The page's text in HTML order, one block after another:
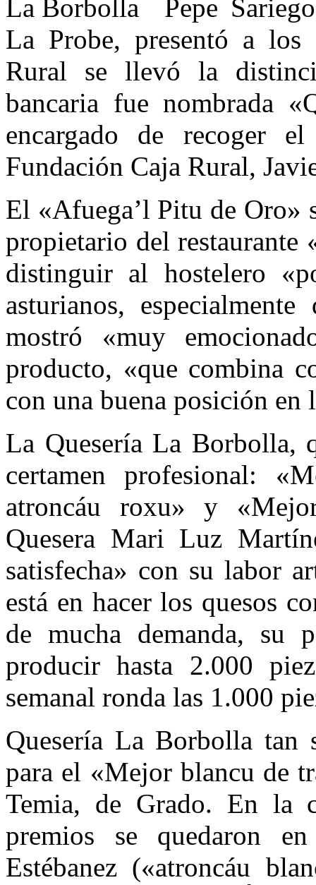
Pepe
La Probe, presentó a los
Rural se llevó la
bancaria fue nombrada
encargado de recoger
Fundación Caja Rural,
El «Afuega’l Pitu de
propietario del restaurante
distinguir al hostelero
asturianos,
mostró «muy
producto, «que combina
con una buena posición en
La Quesería La Borbolla,
certamen profesional:
atroncáu roxu» y
Quesera Mari Luz
satisfecha» con su labor
está en hacer los quesos
de mucha demanda, su
producir hasta 2.000
semanal ronda las 1.000
Quesería La Borbolla
para el «Mejor blancu de
Temia, de Grado. En la
premios se quedaron
Estébanez («atroncáu